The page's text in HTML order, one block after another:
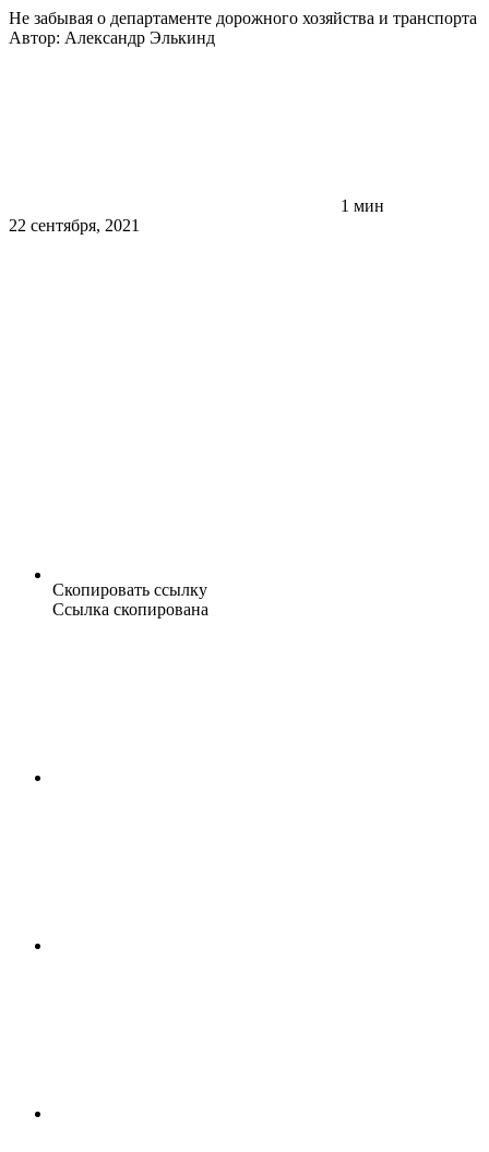
Не забывая о департаменте дорожного хозяйства и транспорта
Автор: Александр Элькинд
1 мин
22 сентября, 2021
Скопировать ссылку
Ссылка скопирована